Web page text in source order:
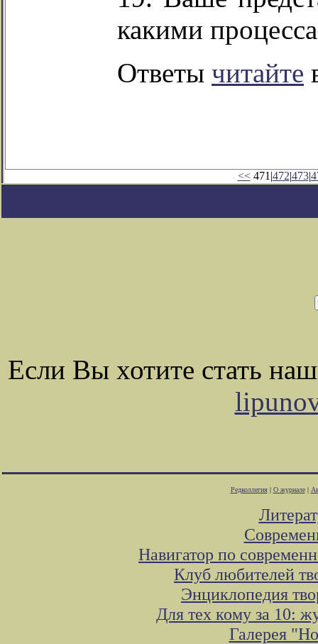
какими
Ответы читайте
<<471|472|473|
Если Вы хотите стать
Редколлегия| О журнале|
Навигатор по
Клуб любителей
Энциклопедия
Для тех кому за 10:
Галерея